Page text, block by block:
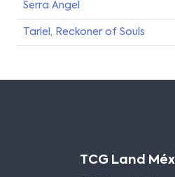
Serra Angel
Tariel, Reckoner of Souls
TCG Land